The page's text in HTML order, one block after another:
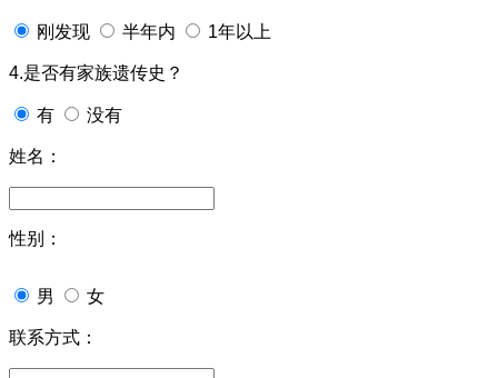
刚发现 半年内 1年以上
4.是否有家族遗传史？
有 没有
姓名：
性别：
男 女
联系方式：